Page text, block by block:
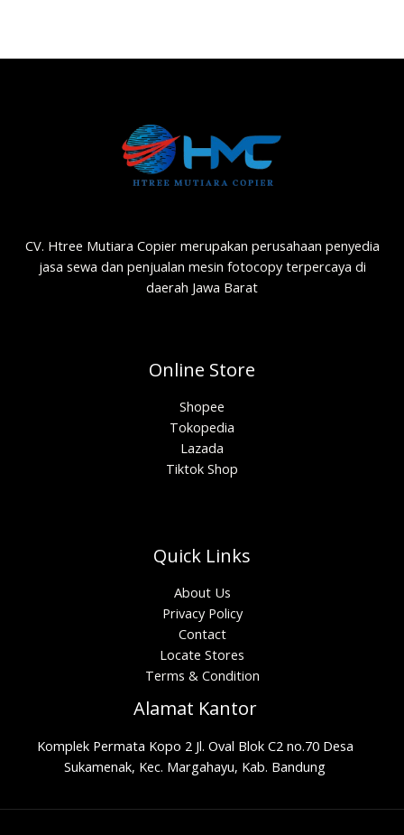
CV. Htree Mutiara Copier merupakan perusahaan penyedia
jasa sewa dan penjualan mesin fotocopy terpercaya di
daerah Jawa Barat
Online Store
Shopee
Tokopedia
Lazada
Tiktok Shop
Quick Links
About Us
Privacy Policy
Contact
Locate Stores
Terms & Condition
Alamat Kantor
Komplek Permata Kopo 2 Jl. Oval Blok C2 no.70 Desa
Sukamenak, Kec. Margahayu, Kab. Bandung